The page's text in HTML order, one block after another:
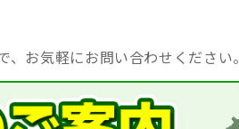
お気軽にお問い合わせください。